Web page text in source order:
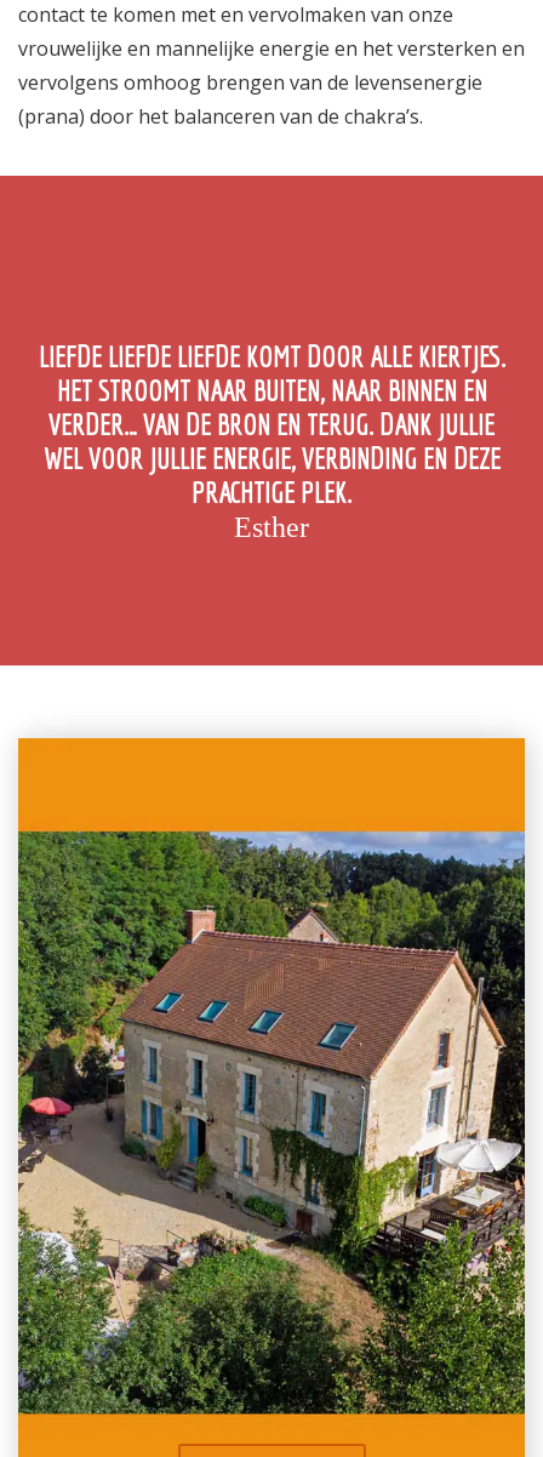
contact te komen met en vervolmaken van onze
vrouwelijke en mannelijke energie en het versterken en
vervolgens omhoog brengen van de levensenergie
(prana) door het balanceren van de chakra’s.
LIEFDE LIEFDE LIEFDE KOMT DOOR ALLE KIERTJES.
HET STROOMT NAAR BUITEN, NAAR BINNEN EN
VERDER… VAN DE BRON EN TERUG. DANK JULLIE
WEL VOOR JULLIE ENERGIE, VERBINDING EN DEZE
PRACHTIGE PLEK.
Esther